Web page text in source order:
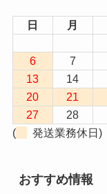
日
月
6
7
13
14
20
21
27
28
(
発送業務休日)
おすすめ情報